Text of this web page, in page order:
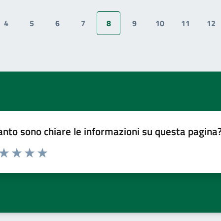
Pagina
4
Pagina
5
Pagina
6
Pagina
7
Pagina attuale
8
Pagina
9
Pagina
10
Pagina
11 12
sono chiare le informazioni su questa
da 1 a 5 stelle la pagina